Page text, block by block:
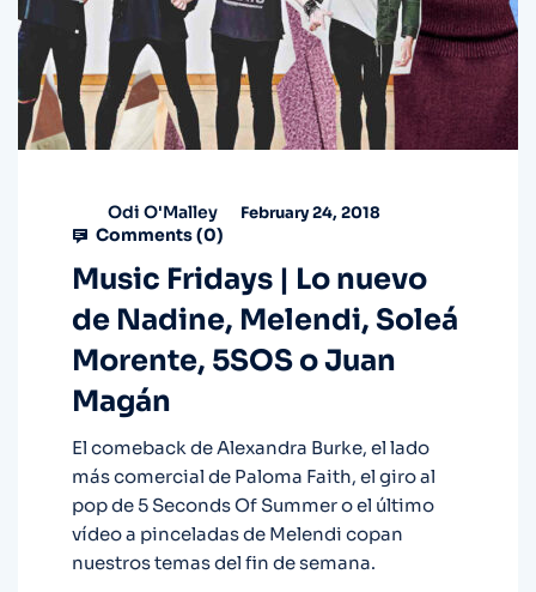
Odi O'Malley February 24, 2018
Comments (0)
Music Fridays | Lo nuevo
de Nadine, Melendi, Soleá
Morente, 5SOS o Juan
Magán
El comeback de Alexandra Burke, el lado
más comercial de Paloma Faith, el giro al
pop de 5 Seconds Of Summer o el último
vídeo a pinceladas de Melendi copan
nuestros temas del fin de semana.